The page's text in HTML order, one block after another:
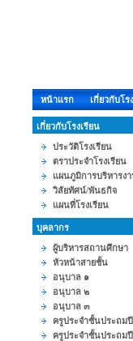
หน้าแรก เกี่ยวกับโร
เกี่ยวกับโรงเรียน
ประวัติโรงเรียน
ตราประจำโรงเรียน
แผนภูมิการบริหารง
วิสัยทัศน์/พันธกิจ
แผนที่โรงเรียน
บุคลากร
ผู้บริหารสถานศึกษา
หัวหน้าสายชั้น
อนุบาล ๑
อนุบาล ๒
อนุบาล ๓
ครูประจำชั้นประถม
ครูประจำชั้นประถม